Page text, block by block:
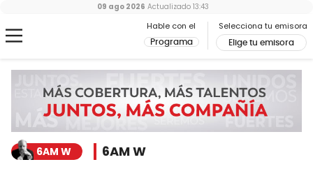
Hable con el
Programa
Selecciona tu emisora
Elige tu emisora
09 ago 2026 Actualizado 13:43
6AM W 6AM W